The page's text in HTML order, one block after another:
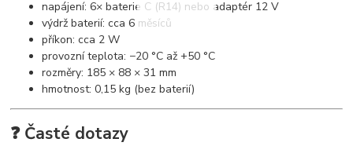
napájení: 6× baterie C (R14) nebo adaptér 12 V
výdrž baterií: cca 6 měsíců
příkon: cca 2 W
provozní teplota: −20 °C až +50 °C
rozměry: 185 × 88 × 31 mm
hmotnost: 0,15 kg (bez baterií)
❓ Časté dotazy